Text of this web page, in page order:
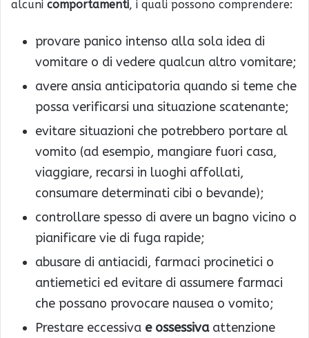
alcuni comportamenti, i quali possono comprendere:
provare panico intenso alla sola idea di
vomitare o di vedere qualcun altro vomitare;
avere ansia anticipatoria quando si teme che
possa verificarsi una situazione scatenante;
evitare situazioni che potrebbero portare al
vomito (ad esempio, mangiare fuori casa,
viaggiare, recarsi in luoghi affollati,
consumare determinati cibi o bevande);
controllare spesso di avere un bagno vicino o
pianificare vie di fuga rapide;
abusare di antiacidi, farmaci procinetici o
antiemetici ed evitare di assumere farmaci
che possano provocare nausea o vomito;
Prestare eccessiva e ossessivaattenzione